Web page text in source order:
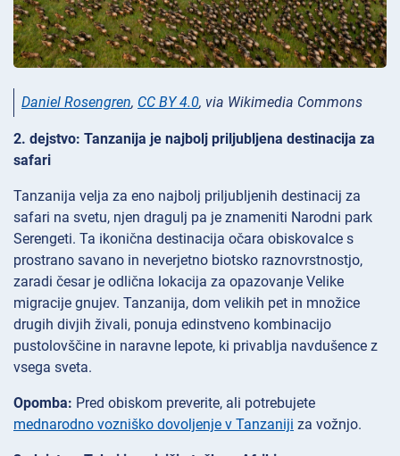
Daniel Rosengren, CC BY 4.0, via Wikimedia Commons
2. dejstvo: Tanzanija je najbolj priljubljena destinacija za
safari
Tanzanija velja za eno najbolj priljubljenih destinacij za
safari na svetu, njen dragulj pa je znameniti Narodni park
Serengeti. Ta ikonična destinacija očara obiskovalce s
prostrano savano in neverjetno biotsko raznovrstnostjo,
zaradi česar je odlična lokacija za opazovanje Velike
migracije gnujev. Tanzanija, dom velikih pet in množice
drugih divjih živali, ponuja edinstveno kombinacijo
pustolovščine in naravne lepote, ki privablja navdušence z
vsega sveta.
Opomba: Pred obiskom preverite, ali potrebujete
mednarodno vozniško dovoljenje v Tanzaniji za vožnjo.